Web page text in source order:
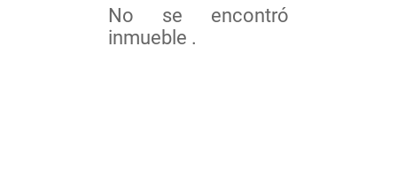
No se encontró
inmueble .